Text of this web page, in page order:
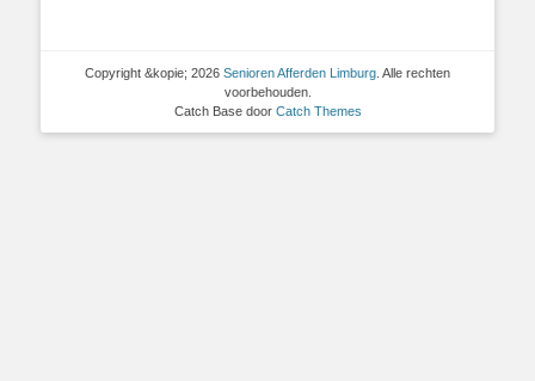
Copyright &kopie; 2026 Senioren Afferden Limburg . Alle rechten
voorbehouden.
Catch Base door Catch Themes